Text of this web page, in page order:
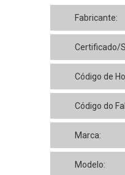
Fabricante:
Certificado/
Código de
Código do
Marca:
Modelo: